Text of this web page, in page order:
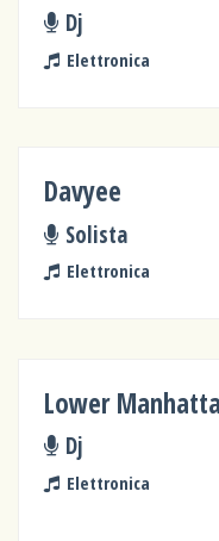
Dj
Elettronica
Davyee
Solista
Elettronica
Lower
Dj
Elettronica